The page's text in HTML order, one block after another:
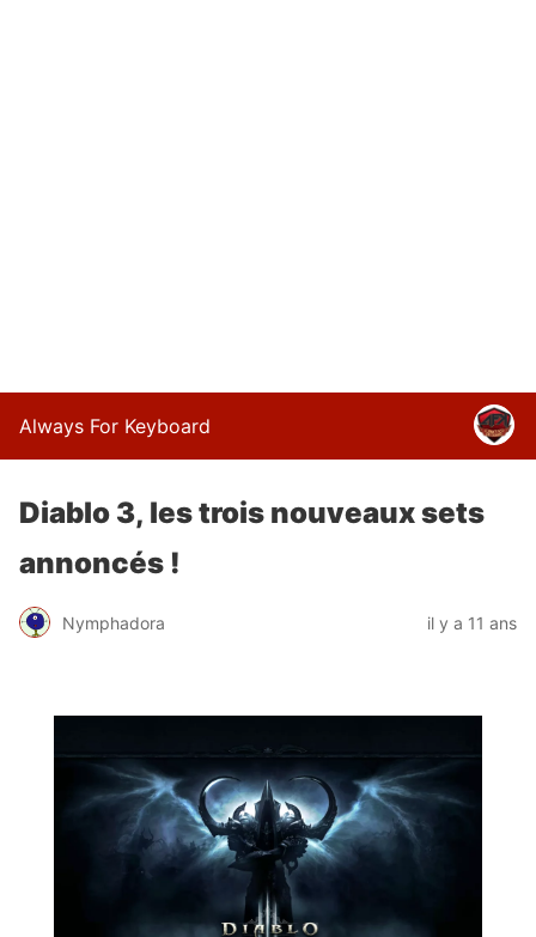
Always For Keyboard
Diablo 3, les trois nouveaux sets
annoncés !
Nymphadora il y a 11 ans